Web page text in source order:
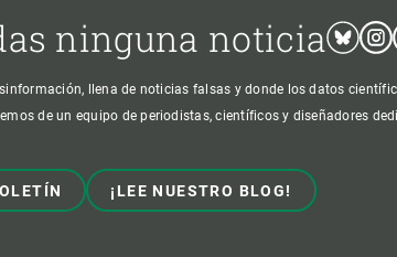
ninguna noticiaBluesky
llena de noticias falsas y donde los datos
de un equipo de periodistas, científicos y diseñadores
¡LEE NUESTRO BLOG!